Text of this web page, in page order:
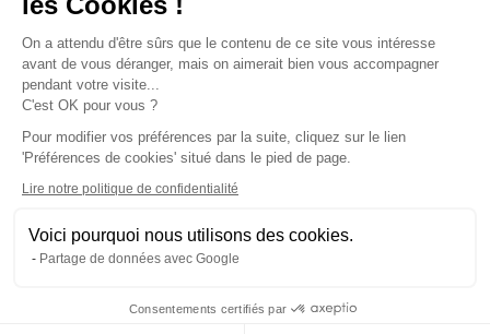
ce site vous intéresse avant de vous
déranger, mais on aimerait bien vous accompagner pendant votre
visite...
C'est OK pour vous ?
Pour modifier vos préférences par la suite, cliquez sur le lien
'Préférences de cookies' situé dans le pied de page.
Lire notre politique de confidentialité
Voici pourquoi nous utilisons des cookies.
Partage de données avec Google
Consentements certifiés par
C.G.U Mentions légales
Cookies
Politique de confidentialité
Réseaux sociaux
Charte de la diversité